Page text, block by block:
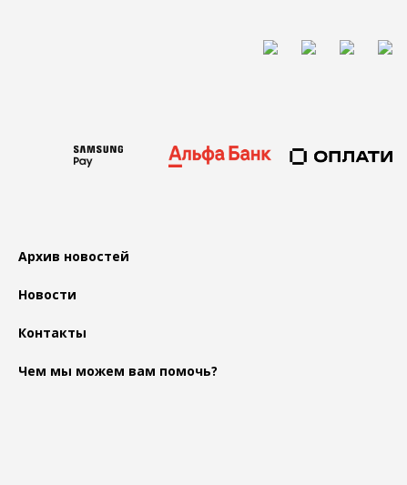
Архив новостей
Новости
Контакты
Чем мы можем вам помочь?